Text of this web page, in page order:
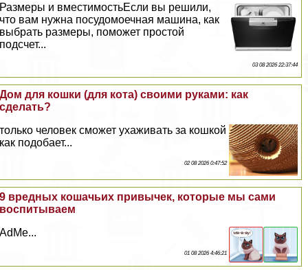
Размеры и вместимостьЕсли вы решили,
что вам нужна посудомоечная машина, как
выбрать размеры, поможет простой
подсчет...
03 08 2026 22:37:44
Дом для кошки (для кота) своими руками: как
сделать?
только человек сможет ухаживать за кошкой
как подобает...
02 08 2026 0:47:52
9 вредных кошачьих привычек, которые мы сами
воспитываем
AdMe...
01 08 2026 4:46:21